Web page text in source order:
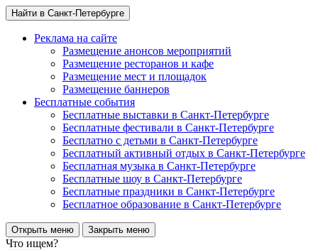
Найти в Санкт-Петербурге
Реклама на сайте
Размещение анонсов мероприятий
Размещение ресторанов и кафе
Размещение мест и площадок
Размещение баннеров
Бесплатные события
Бесплатные выставки в Санкт-Петербурге
Бесплатные фестивали в Санкт-Петербурге
Бесплатно с детьми в Санкт-Петербурге
Бесплатный активный отдых в Санкт-Петербурге
Бесплатная музыка в Санкт-Петербурге
Бесплатные шоу в Санкт-Петербурге
Бесплатные праздники в Санкт-Петербурге
Бесплатное образование в Санкт-Петербурге
Открыть меню Закрыть меню
Что ищем?